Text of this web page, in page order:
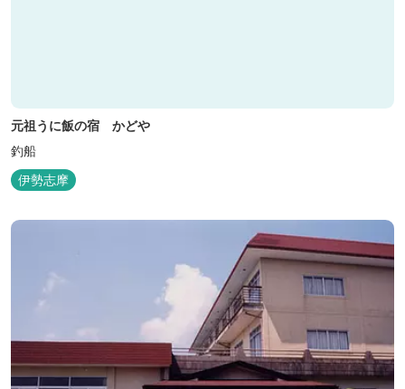
元祖うに飯の宿 かどや
釣船
伊勢志摩